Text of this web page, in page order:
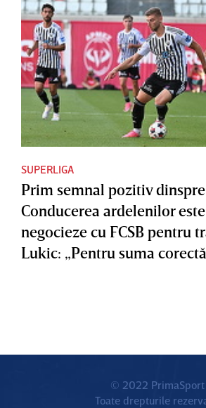
SUPERLIGA
Prim semnal pozitiv dinspre
Conducerea ardelenilor
negocieze cu FCSB pentru
Lukic: „Pentru suma
© 2022 PrimaSport
Toate drepturile